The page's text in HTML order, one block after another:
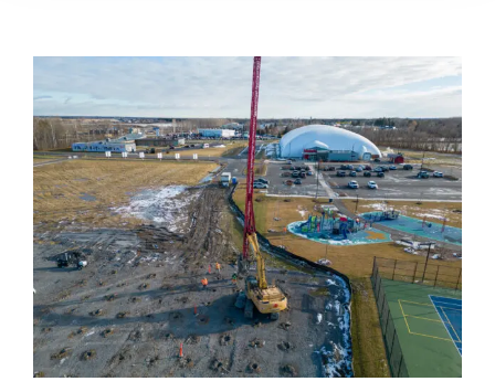
Complexe récréatif de Russell – Phase
1 et 2, Ontario